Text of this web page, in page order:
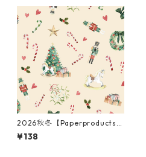
2026秋冬【Paperproducts
Design】バラ売り2枚 ランチ
サイズ ペーパーナプキン Heri
¥138